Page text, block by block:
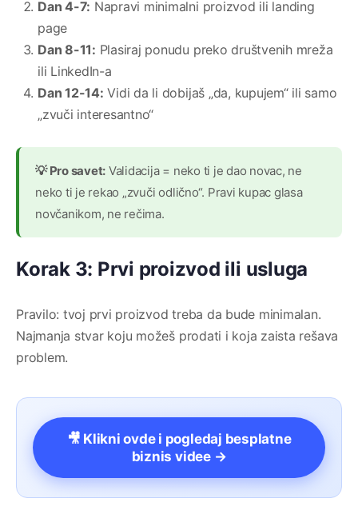
Dan 4-7: Napravi minimalni proizvod ili landing
page
Dan 8-11: Plasiraj ponudu preko društvenih mreža
ili LinkedIn-a
Dan 12-14: Vidi da li dobijaš „da, kupujem“ ili samo
„zvuči interesantno“
💡 Pro savet: Validacija = neko ti je dao novac, ne
neko ti je rekao „zvuči odlično“. Pravi kupac glasa
novčanikom, ne rečima.
Korak 3: Prvi proizvod ili usluga
Pravilo: tvoj prvi proizvod treba da bude minimalan.
Najmanja stvar koju možeš prodati i koja zaista rešava
problem.
🎥 Klikni ovde i pogledaj besplatne
biznis videe →